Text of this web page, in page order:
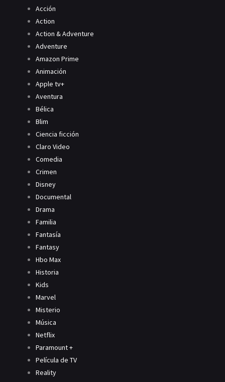
Acción
Action
Action & Adventure
Adventure
Amazon Prime
Animación
Apple tv+
Aventura
Bélica
Blim
Ciencia ficción
Claro Video
Comedia
Crimen
Disney
Documental
Drama
Familia
Fantasía
Fantasy
Hbo Max
Historia
Kids
Marvel
Misterio
Música
Netflix
Paramount +
Película de TV
Reality